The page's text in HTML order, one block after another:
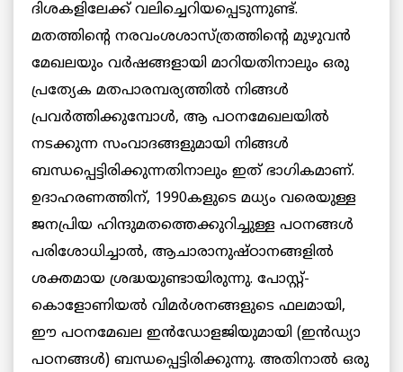
ദിശകളിലേക്ക് വലിച്ചെറിയപ്പെടുന്നുണ്ട്.
മതത്തിന്റെ നരവംശശാസ്ത്രത്തിന്റെ മുഴുവൻ
മേഖലയും വർഷങ്ങളായി മാറിയതിനാലും ഒരു
പ്രത്യേക മതപാരമ്പര്യത്തിൽ നിങ്ങൾ
പ്രവർത്തിക്കുമ്പോൾ, ആ പഠനമേഖലയിൽ
നടക്കുന്ന സംവാദങ്ങളുമായി നിങ്ങൾ
ബന്ധപ്പെട്ടിരിക്കുന്നതിനാലും ഇത് ഭാഗികമാണ്.
ഉദാഹരണത്തിന്, 1990കളുടെ മധ്യം വരെയുള്ള
ജനപ്രിയ ഹിന്ദുമതത്തെക്കുറിച്ചുള്ള പഠനങ്ങൾ
പരിശോധിച്ചാൽ, ആചാരാനുഷ്ഠാനങ്ങളിൽ
ശക്തമായ ശ്രദ്ധയുണ്ടായിരുന്നു. പോസ്റ്റ്-
കൊളോണിയൽ വിമർശനങ്ങളുടെ ഫലമായി,
ഈ പഠനമേഖല ഇൻഡോളജിയുമായി (ഇൻഡ്യാ
പഠനങ്ങൾ) ബന്ധപ്പെട്ടിരിക്കുന്നു. അതിനാൽ ഒരു